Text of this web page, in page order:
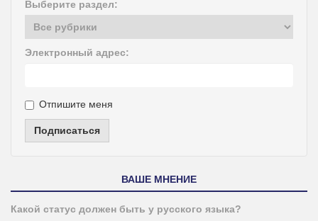
Выберите раздел:
Электронный адрес:
Отпишите меня
Подписаться
ВАШЕ МНЕНИЕ
Какой статус должен быть у русского языка?